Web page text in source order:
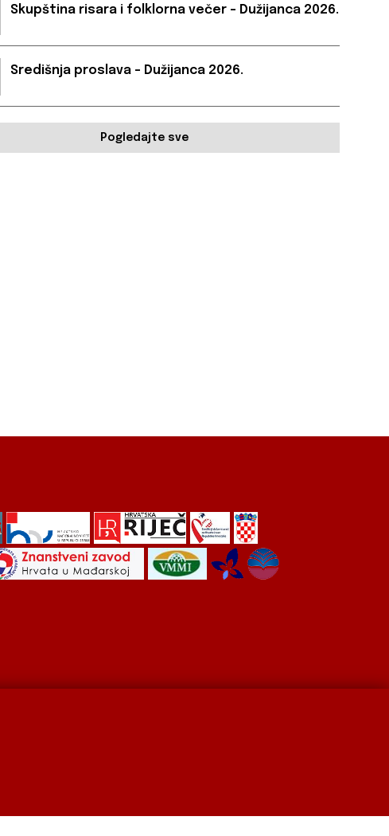
Skupština risara i folklorna večer – Dužijanca 2026.
Središnja proslava – Dužijanca 2026.
Pogledajte sve